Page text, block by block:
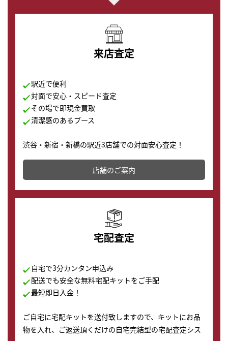
来店査定
駅近で便利
対面で安心・スピード査定
その場で即現金買取
清潔感のあるブース
渋谷・新宿・新橋の駅近3店舗での対面安心査定！
その場で現金買取致します。渋谷本店では、時計販売の
店舗を併設しており、下取りに出してお得に新しい時計
の購入もできます♪
店舗のご案内
宅配査定
自宅で3分カンタン申込み
配送でも安全な無料宅配キットをご手配
最短即日入金！
ご自宅に宅配キットを送付致しますので、キットにお品
物を入れ、ご返送頂くだけの自宅完結型の宅配査定シス